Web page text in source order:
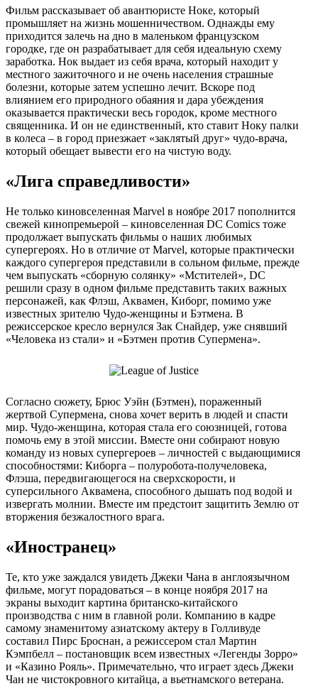
Фильм рассказывает об авантюристе Ноке, который
промышляет на жизнь мошенничеством. Однажды ему
приходится залечь на дно в маленьком французском
городке, где он разрабатывает для себя идеальную схему
заработка. Нок выдает из себя врача, который находит у
местного зажиточного и не очень населения страшные
болезни, которые затем успешно лечит. Вскоре под
влиянием его природного обаяния и дара убеждения
оказывается практически весь городок, кроме местного
священника. И он не единственный, кто ставит Ноку палки
в колеса – в город приезжает «заклятый друг» чудо-врача,
который обещает вывести его на чистую воду.
«Лига справедливости»
Не только киновселенная Marvel в ноябре 2017 пополнится
свежей кинопремьерой – киновселенная DC Comics тоже
продолжает выпускать фильмы о наших любимых
супергероях. Но в отличие от Marvel, которые практически
каждого супергероя представили в сольном фильме, прежде
чем выпускать «сборную солянку» «Мстителей», DC
решили сразу в одном фильме представить таких важных
персонажей, как Флэш, Аквамен, Киборг, помимо уже
известных зрителю Чудо-женщины и Бэтмена. В
режиссерское кресло вернулся Зак Снайдер, уже снявший
«Человека из стали» и «Бэтмен против Супермена».
Согласно сюжету, Брюс Уэйн (Бэтмен), пораженный
жертвой Супермена, снова хочет верить в людей и спасти
мир. Чудо-женщина, которая стала его союзницей, готова
помочь ему в этой миссии. Вместе они собирают новую
команду из новых супергероев – личностей с выдающимися
способностями: Киборга – полуробота-получеловека,
Флэша, передвигающегося на сверхскорости, и
суперсильного Аквамена, способного дышать под водой и
извергать молнии. Вместе им предстоит защитить Землю от
вторжения безжалостного врага.
«Иностранец»
Те, кто уже заждался увидеть Джеки Чана в англоязычном
фильме, могут порадоваться – в конце ноября 2017 на
экраны выходит картина британско-китайского
производства с ним в главной роли. Компанию в кадре
самому знаменитому азиатскому актеру в Голливуде
составил Пирс Броснан, а режиссером стал Мартин
Кэмпбелл – постановщик всем известных «Легенды Зорро»
и «Казино Рояль». Примечательно, что играет здесь Джеки
Чан не чистокровного китайца, а вьетнамского ветерана.